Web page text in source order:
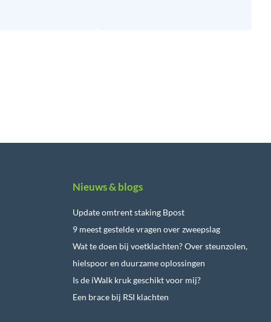
Nieuws & blogs
Update omtrent staking Bpost
9 meest gestelde vragen over zweepslag
Wat te doen bij voetklachten? Over steunzolen,
hielspoor en duurzame oplossingen
Is de iWalk kruk geschikt voor mij?
Een brace bij RSI klachten